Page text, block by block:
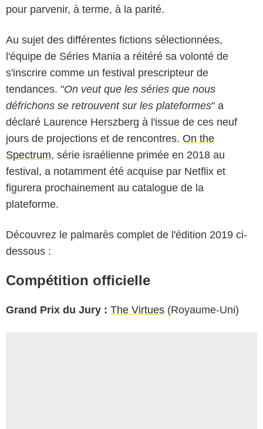
pour parvenir, à terme, à la parité.
Au sujet des différentes fictions sélectionnées,
l'équipe de Séries Mania a réitéré sa volonté de
s'inscrire comme un festival prescripteur de
tendances. "On veut que les séries que nous
défrichons se retrouvent sur les plateformes" a
déclaré Laurence Herszberg à l'issue de ces neuf
jours de projections et de rencontres. On the
Spectrum, série israélienne primée en 2018 au
festival, a notamment été acquise par Netflix et
figurera prochainement au catalogue de la
plateforme.
Découvrez le palmarès complet de l'édition 2019 ci-
dessous :
Compétition officielle
Grand Prix du Jury : The Virtues (Royaume-Uni)